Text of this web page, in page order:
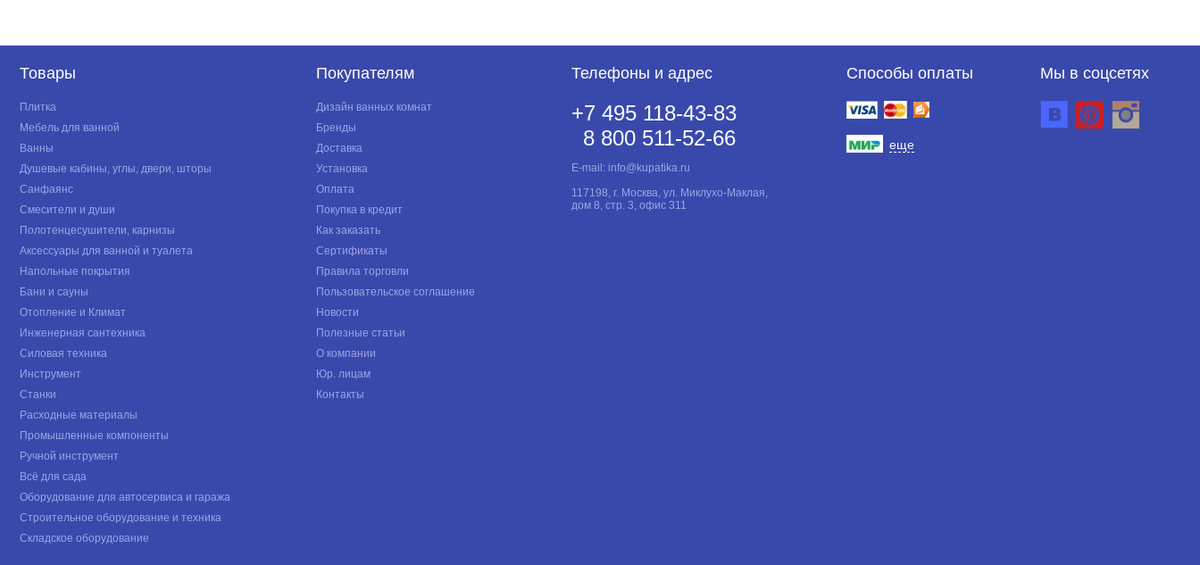
Товары
Плитка
Мебель для ванной
Ванны
Душевые кабины, углы, двери, шторы
Санфаянс
Смесители и души
Полотенцесушители, карнизы
Аксессуары для ванной и туалета
Напольные покрытия
Бани и сауны
Отопление и Климат
Инженерная сантехника
Силовая техника
Инструмент
Станки
Расходные материалы
Промышленные компоненты
Ручной инструмент
Всё для сада
Оборудование для автосервиса и гаража
Строительное оборудование и техника
Складское оборудование
Покупателям
Дизайн ванных комнат
Бренды
Доставка
Установка
Оплата
Покупка в кредит
Как заказать
Сертификаты
Правила торговли
Пользовательское соглашение
Новости
Полезные статьи
О компании
Юр. лицам
Контакты
Телефоны и адрес
+7 495 118-43-83
8 800 511-52-66
E-mail: info@kupatika.ru
117198, г. Москва, ул. Миклухо-Маклая,
дом 8, стр. 3, офис 311
Способы оплаты
еще
Мы в соцсетях